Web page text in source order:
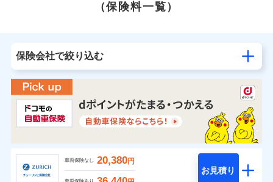
（保険料一覧）
保険会社で絞り込む
車両保険なし 20,380円
お見積り